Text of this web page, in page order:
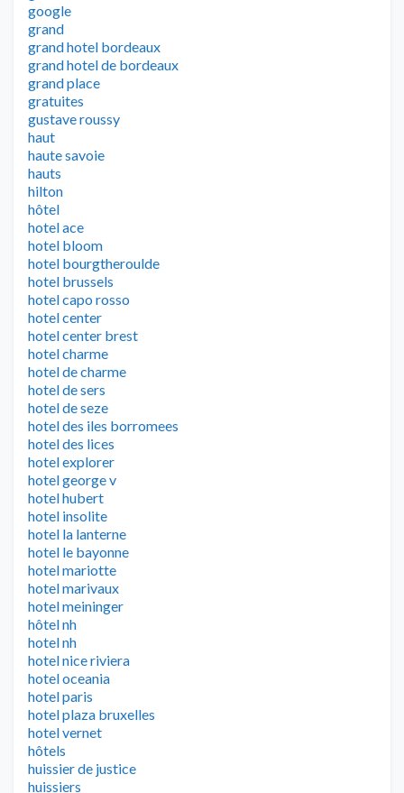
google
grand
grand hotel bordeaux
grand hotel de bordeaux
grand place
gratuites
gustave roussy
haut
haute savoie
hauts
hilton
hôtel
hotel ace
hotel bloom
hotel bourgtheroulde
hotel brussels
hotel capo rosso
hotel center
hotel center brest
hotel charme
hotel de charme
hotel de sers
hotel de seze
hotel des iles borromees
hotel des lices
hotel explorer
hotel george v
hotel hubert
hotel insolite
hotel la lanterne
hotel le bayonne
hotel mariotte
hotel marivaux
hotel meininger
hôtel nh
hotel nh
hotel nice riviera
hotel oceania
hotel paris
hotel plaza bruxelles
hotel vernet
hôtels
huissier de justice
huissiers